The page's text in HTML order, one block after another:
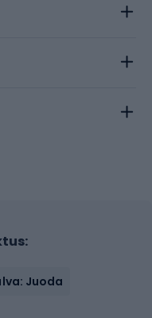
Juoda